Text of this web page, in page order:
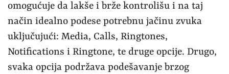
omogućuje da lakše i brže kontrolišu i na taj
način idealno podese potrebnu jačinu zvuka
uključujući: Media, Calls, Ringtones,
Notifications i Ringtone, te druge opcije. Drugo,
svaka opcija podržava podešavanje brzog